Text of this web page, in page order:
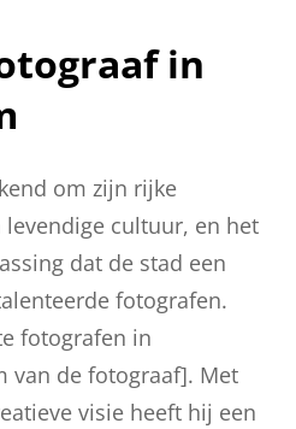
in
om zijn rijke
cultuur, en het
dat de stad een
fotografen.
fotografen in
van de fotograaf]. Met
visie heeft hij een